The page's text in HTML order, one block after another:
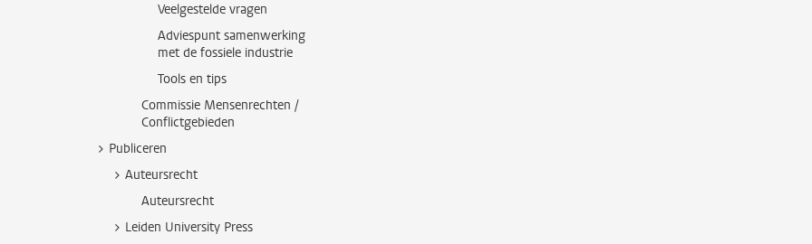
Veelgestelde vragen
Adviespunt samenwerking
met de fossiele industrie
Tools en tips
Commissie Mensenrechten /
Conflictgebieden
Publiceren
Auteursrecht
Auteursrecht
Leiden University Press